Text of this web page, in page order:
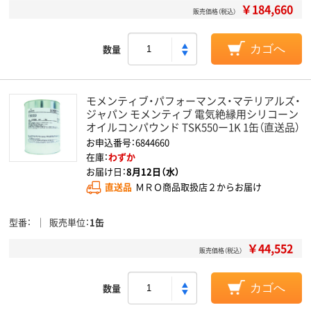
販売価格（税込） ￥184,660
数量 カゴへ
モメンティブ・パフォーマンス・マテリアルズ・
ジャパン モメンティブ 電気絶縁用シリコーン
オイルコンパウンド TSK550ー1K 1缶（直送品）
お申込番号：6844660
在庫：わずか
お届け日：8月12日（水）
直送品 ＭＲＯ商品取扱店２からお届け
型番 販売単位 1缶
販売価格（税込） ￥44,552
数量 カゴへ